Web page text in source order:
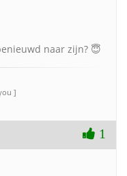
naar zijn? 😇
]
1